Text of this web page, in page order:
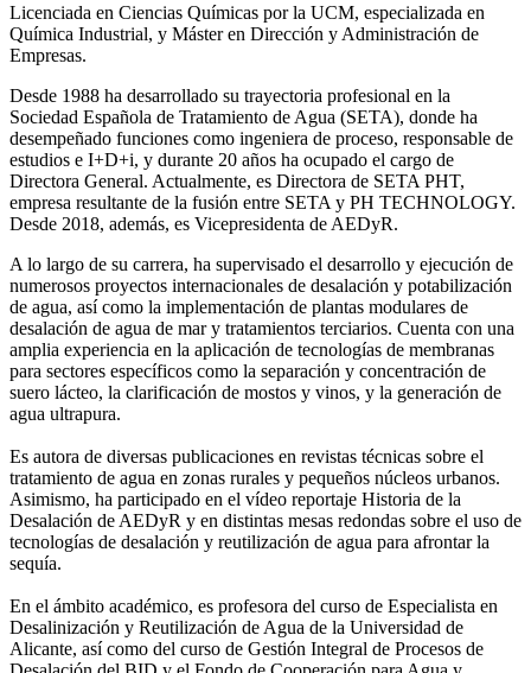
Licenciada en Ciencias Químicas por la UCM, especializada en
Química Industrial, y Máster en Dirección y Administración de
Empresas.
Desde 1988 ha desarrollado su trayectoria profesional en la
Sociedad Española de Tratamiento de Agua (SETA), donde ha
desempeñado funciones como ingeniera de proceso, responsable de
estudios e I+D+i, y durante 20 años ha ocupado el cargo de
Directora General. Actualmente, es Directora de SETA PHT,
empresa resultante de la fusión entre SETA y PH TECHNOLOGY.
Desde 2018, además, es Vicepresidenta de AEDyR.
A lo largo de su carrera, ha supervisado el desarrollo y ejecución de
numerosos proyectos internacionales de desalación y potabilización
de agua, así como la implementación de plantas modulares de
desalación de agua de mar y tratamientos terciarios. Cuenta con una
amplia experiencia en la aplicación de tecnologías de membranas
para sectores específicos como la separación y concentración de
suero lácteo, la clarificación de mostos y vinos, y la generación de
agua ultrapura.
Es autora de diversas publicaciones en revistas técnicas sobre el
tratamiento de agua en zonas rurales y pequeños núcleos urbanos.
Asimismo, ha participado en el vídeo reportaje Historia de la
Desalación de AEDyR y en distintas mesas redondas sobre el uso de
tecnologías de desalación y reutilización de agua para afrontar la
sequía.
En el ámbito académico, es profesora del curso de Especialista en
Desalinización y Reutilización de Agua de la Universidad de
Alicante, así como del curso de Gestión Integral de Procesos de